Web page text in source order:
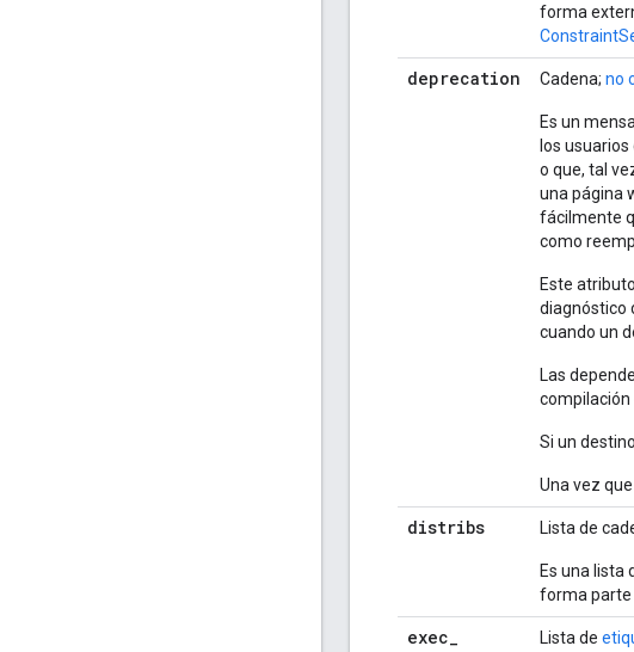
forma
deprecation Cadena; no
Es un
los
o que, tal
una página
fácilmente
como
Este
diagnóstico
cuando un
Las
compilación
Si un
Una vez
distribs Lista de
Es una lista
forma parte
exec_
Lista de